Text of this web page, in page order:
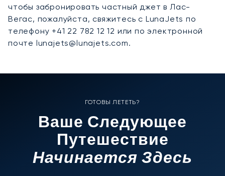
чтобы забронировать частный джет в Лас-
Вегас, пожалуйста, свяжитесь с LunaJets по
телефону +41 22 782 12 12 или по электронной
почте lunajets@lunajets.com.
ГОТОВЫ ЛЕТЕТЬ?
Ваше Следующее
Путешествие
Начинается Здесь